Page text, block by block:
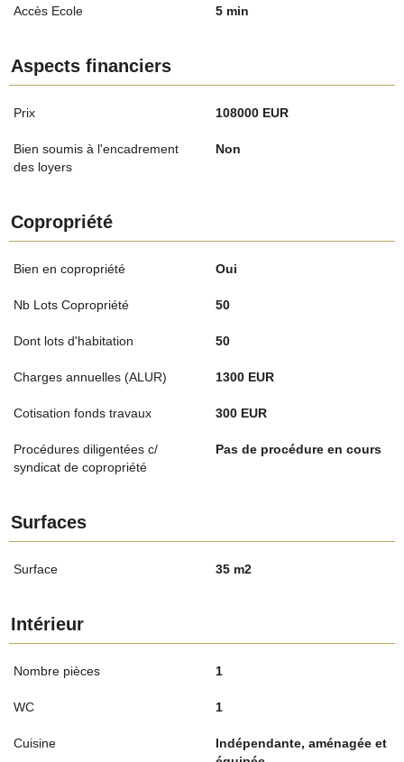
Accès Ecole 5 min
Aspects financiers
Prix 108000 EUR
Bien soumis à l'encadrement
des loyers
Non
Copropriété
Bien en copropriété Oui
Nb Lots Copropriété 50
Dont lots d'habitation 50
Charges annuelles (ALUR) 1300 EUR
Cotisation fonds travaux 300 EUR
Procédures diligentées c/
syndicat de copropriété
Pas de procédure en cours
Surfaces
Surface 35 m2
Intérieur
Nombre pièces 1
WC 1
Cuisine
Indépendante, aménagée et